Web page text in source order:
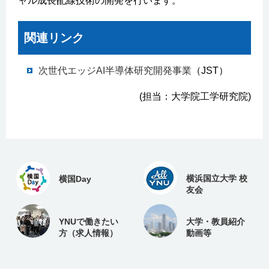
関連リンク
次世代エッジAI半導体研究開発事業 （JST）
(担当：大学院工学研究院)
横国Day
横浜国立大学 校
友会
YNUで働きたい
方（求人情報）
大学・教員紹介
動画等